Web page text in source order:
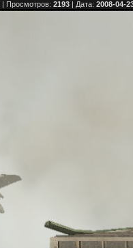
| Просмотров: 2193 | Дата: 2008-04-